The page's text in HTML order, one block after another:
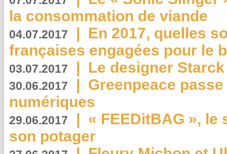
la consommation de viande
04.07.2017 | En 2017, quelles
françaises engagées pour le
03.07.2017 | Le designer
30.06.2017 | Greenpeace
numériques
29.06.2017 | « FEEDitBAG », le
son potager